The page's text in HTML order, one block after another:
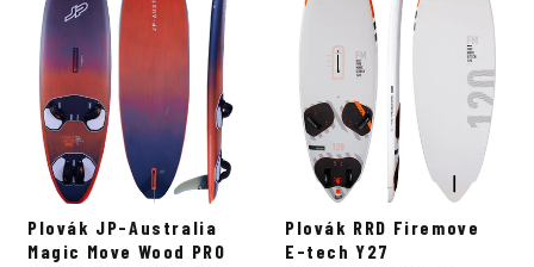
Plovák JP-Australia
Magic Move Wood PRO
Plovák RRD Firemove
E-tech Y27